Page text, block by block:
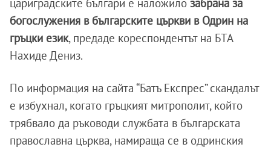
цариградските българи е наложило забрана за
богослужения в българските църкви в Одрин на
гръцки език, предаде кореспондентът на БТА
Нахиде Дениз.
По информация на сайта “Батъ Експрес” скандалът
е избухнал, когато гръцкият митрополит, който
трябвало да ръководи службата в българската
православна църква, намираща се в одринския